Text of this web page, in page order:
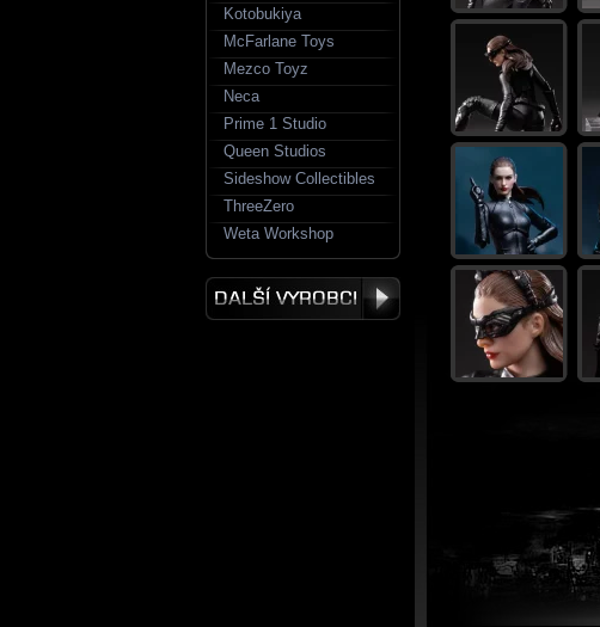
Kotobukiya
McFarlane Toys
Mezco Toyz
Neca
Prime 1 Studio
Queen Studios
Sideshow Collectibles
ThreeZero
Weta Workshop